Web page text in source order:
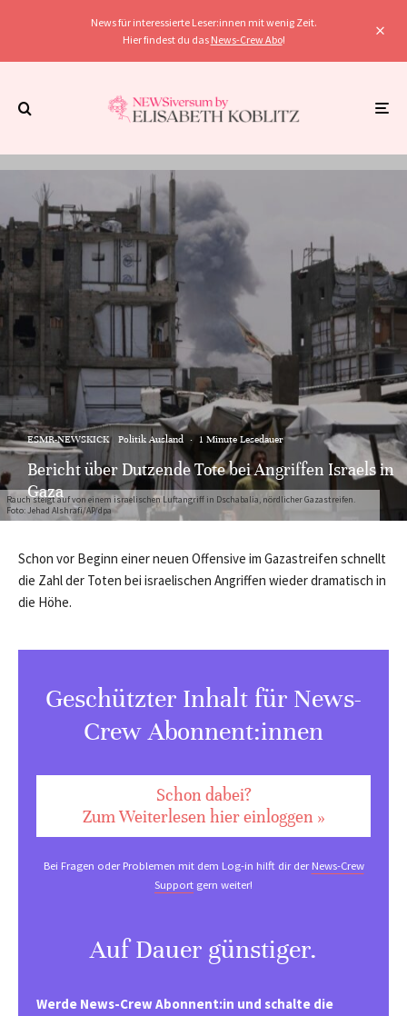
News für interessierte Leser:innen mit wenig Zeit.
Hier findest du das News-Crew Abo!
Rauch steigt auf von einem israelischen Luftangriff in Dschabalia, nördlicher Gazastreifen.
Foto: Jehad Alshrafi/AP/dpa
ESMR-NEWSKICK Politik Ausland · 1 Minute Lesedauer
Bericht über Dutzende Tote bei Angriffen Israels in
Gaza
Schon vor Beginn einer neuen Offensive im Gazastreifen schnellt
die Zahl der Toten bei israelischen Angriffen wieder dramatisch in
die Höhe.
Geschützter Inhalt für News-
Crew Abonnent:innen
Schon dabei?
Zum Weiterlesen hier einloggen »
Bei Fragen oder Problemen mit dem Log-in hilft dir derNews-Crew
Support gern weiter!
Auf Dauer günstiger.
Werde News-Crew Abonnent:in und schalte die